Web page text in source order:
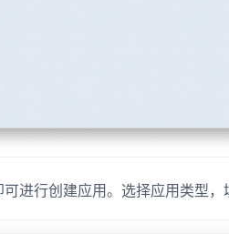
进行创建应用。选择应用类型，